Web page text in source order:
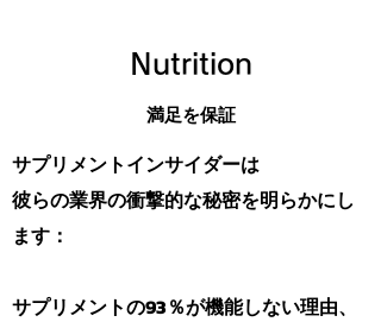
Nutrition
満足を保証
サプリメントインサイダーは
彼らの業界の衝撃的な秘密を明らかにし
ます：
サプリメントの93％が機能しない理由、